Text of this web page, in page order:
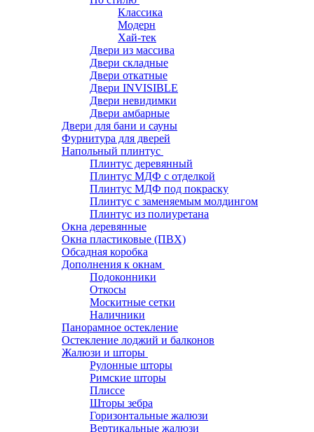
Классика
Модерн
Хай-тек
Двери из массива
Двери складные
Двери откатные
Двери INVISIBLE
Двери невидимки
Двери амбарные
Двери для бани и сауны
Фурнитура для дверей
Напольный плинтус
Плинтус деревянный
Плинтус МДФ с отделкой
Плинтус МДФ под покраску
Плинтус с заменяемым молдингом
Плинтус из полиуретана
Окна деревянные
Окна пластиковые (ПВХ)
Обсадная коробка
Дополнения к окнам
Подоконники
Откосы
Москитные сетки
Наличники
Панорамное остекление
Остекление лоджий и балконов
Жалюзи и шторы
Рулонные шторы
Римские шторы
Плиссе
Шторы зебра
Горизонтальные жалюзи
Вертикальные жалюзи